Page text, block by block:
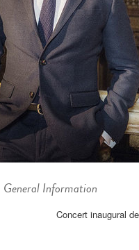
General Information
Concert inaugural